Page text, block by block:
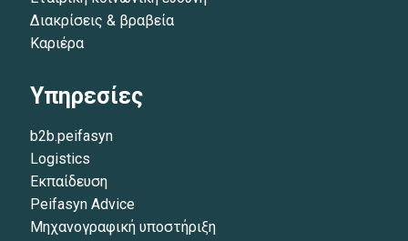
Greek Economy», στο «SALUS INDEX του Τομέα
Υγεία – Φάρμακο – Ομορφιά», στους
«Πρωταγωνιστές της ελληνικής οικονομίας» - στον
έτσι την ανοδική και πετυχημένη πορεία του,
Διακρίσεις & βραβεία
Καριέρα
Υπηρεσίες
b2b.peifasyn
Logistics
Εκπαίδευση
Peifasyn Advice
Μηχανογραφική υποστήριξη